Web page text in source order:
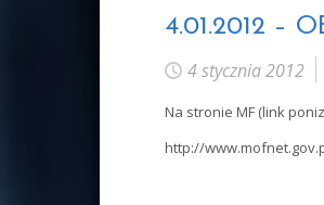
4.01.2012 –
4 stycznia 2012
Na stronie MF (link
http://